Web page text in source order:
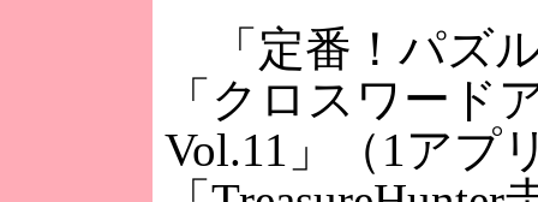
「定番！パズ
「クロスワード
Vol.11」（1アプ